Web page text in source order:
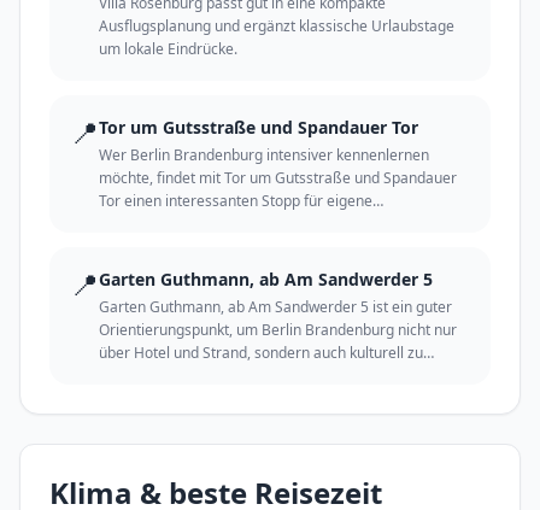
Ausflugsplanung und ergänzt klassische Urlaubstage
um lokale Eindrücke.
📍Tor um Gutsstraße und Spandauer Tor
Wer Berlin Brandenburg intensiver kennenlernen
möchte, findet mit Tor um Gutsstraße und Spandauer
Tor einen interessanten Stopp für eigene
📍Garten Guthmann, ab Am Sandwerder 5
Garten Guthmann, ab Am Sandwerder 5 ist ein guter
Orientierungspunkt, um Berlin Brandenburg nicht nur
über Hotel und Strand, sondern auch kulturell zu
Klima & beste Reisezeit